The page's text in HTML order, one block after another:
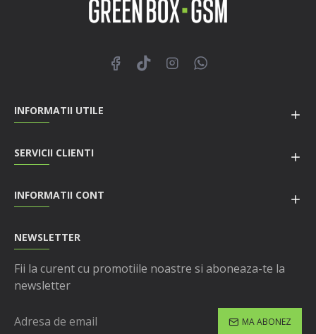
INFORMATII UTILE
SERVICII CLIENTI
INFORMATII CONT
NEWSLETTER
Fii la curent cu promotiile noastre si aboneaza-te la
newsletter
MA ABONEZ